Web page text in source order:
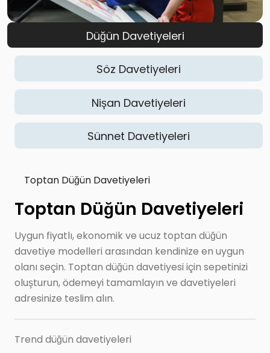
Düğün Davetiyeleri
Söz Davetiyeleri
Nişan Davetiyeleri
Sünnet Davetiyeleri
Toptan Düğün Davetiyeleri
Toptan Düğün Davetiyeleri
Uygun fiyatlı, ekonomik ve ucuz toptan düğün
davetiye modelleri arasından kendinize en uygun
olanı seçin. Toptan düğün davetiyesi için sepetinizi
oluşturun, ödemeyi tamamlayın ve davetiyeleri
adresinize teslim alın.
Trend düğün davetiyeleri